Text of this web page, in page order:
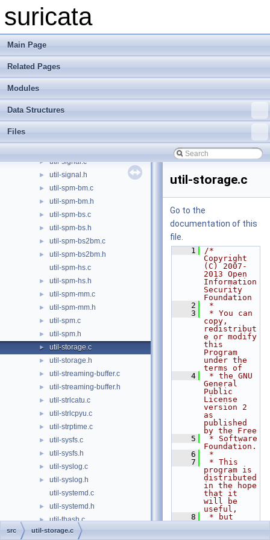
suricata
Main Page
Related Pages
Modules
Data Structures
Files
► util-random.h
►
► util-rohash.c
► util-rohash.h
► util-runmodes.c
► util-runmodes.h
► util-signal.c
► util-signal.h
► util-spm-bm.c
► util-spm-bm.h
► util-spm-bs.c
► util-spm-bs.h
► util-spm-bs2bm.c
►
util-spm-bs2bm.h
util-spm-hs.c
► util-spm-hs.h
► util-spm-mm.c
► util-spm-mm.h
► util-spm.c
► util-spm.h
► util-storage.c
► util-storage.h
► util-streaming-buffer.c
► util-streaming-buffer.h
► util-strlcatu.c
► util-strlcpyu.c
► util-strptime.c
► util-sysfs.c
► util-sysfs.h
► util-syslog.c
►
util-syslog.h
util-systemd.c
► util-systemd.h
► util-thash.c
► util-thash.h
util-storage.c
Go to the
documentation of this
file.
    1
/*
Copyright
(C) 2007-
2013 Open
Information
Security
Foundation
    2
*
    3
* You can
copy,
redistribut
e or modify
this
Program
under the
terms of
    4
* the GNU
General
Public
License
version 2
as
published
by the Free
    5
* Software
Foundation.
    6
*
    7
* This
program is
distributed
in the hope
that it
will be
useful,
    8
* but
src util-storage.c